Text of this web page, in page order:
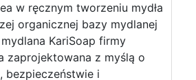
w ręcznym tworzeniu mydła
organicznej bazy mydlanej
KariSoap firmy
zaprojektowana z myślą o
bezpieczeństwie i